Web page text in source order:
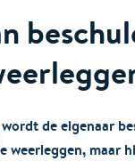
de eigenaar
weerleggen, maar